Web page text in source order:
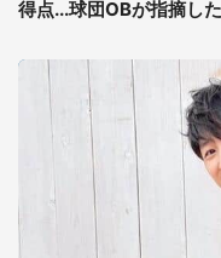
得点...球団OBが指摘し